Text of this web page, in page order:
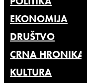
EKONOMIJA
DRUŠTVO
CRNA HRONIKA
KULTURA